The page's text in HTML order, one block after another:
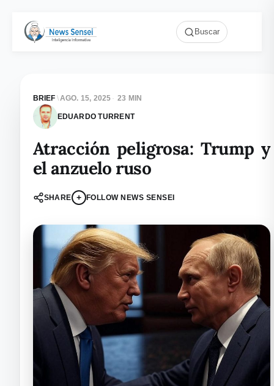
Buscar
BRIEF \AGO. 15, 2025 · 23 MIN
EDUARDO TURRENT
Atracción peligrosa: Trump y
el anzuelo ruso
SHARE + FOLLOW NEWS SENSEI